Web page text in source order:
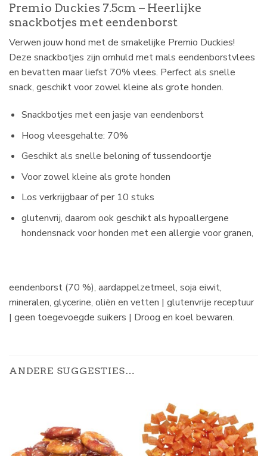
Premio Duckies 7.5cm – Heerlijke
snackbotjes met eendenborst
Verwen jouw hond met de smakelijke Premio Duckies!
Deze snackbotjes zijn omhuld met mals eendenborstvlees
en bevatten maar liefst 70% vlees. Perfect als snelle
snack, geschikt voor zowel kleine als grote honden.
Snackbotjes met een jasje van eendenborst
Hoog vleesgehalte: 70%
Geschikt als snelle beloning of tussendoortje
Voor zowel kleine als grote honden
Los verkrijgbaar of per 10 stuks
glutenvrij, daarom ook geschikt als hypoallergene
hondensnack voor honden met een allergie voor granen,
eendenborst (70 %), aardappelzetmeel, soja eiwit,
mineralen, glycerine, oliën en vetten | glutenvrije receptuur
| geen toegevoegde suikers | Droog en koel bewaren.
ANDERE SUGGESTIES…